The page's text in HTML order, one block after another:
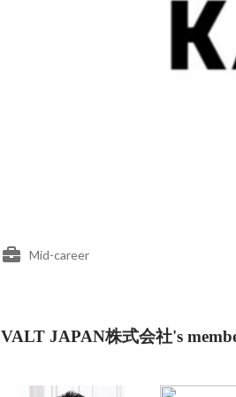
Mid-career
VALT JAPAN株式会社's